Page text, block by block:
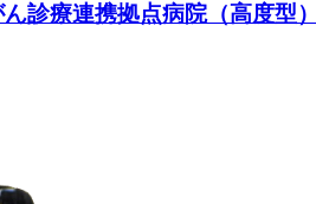
診療連携拠点病院（高度型